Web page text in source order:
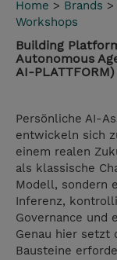
Home > Brands >
Workshops
Building
Autonomous
AI-PLATTFORM)
Persönliche AI-
entwickeln sich
einem realen
als klassische
Modell, sondern
Inferenz,
Governance und
Genau hier setzt
Bausteine